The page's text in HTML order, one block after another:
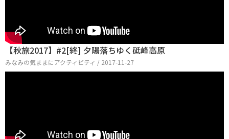
【秋旅2017】#2[終] 夕陽落ちゆく砥峰高原
みなみの気ままにアクティビティ / 2017-11-27